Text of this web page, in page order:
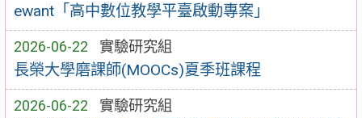
ewant「高中數位教學平臺啟動專案」
2026-06-22 實驗研究組
長榮大學磨課師(MOOCs)夏季班課程
2026-06-22 實驗研究組